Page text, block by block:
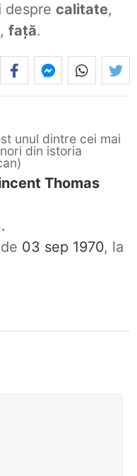
despre calitate,
, față.
unul dintre cei mai
din istoria
Thomas
03 sep 1970, la